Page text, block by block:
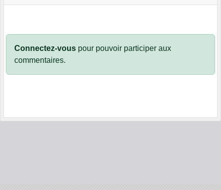
Connectez-vous pour pouvoir participer aux
commentaires.